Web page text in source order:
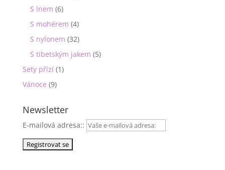
S lnem (6)
S mohérem (4)
S nylonem (32)
S tibetským jakem (5)
Sety přízí (1)
Vánoce (9)
Newsletter
E-mailová adresa::